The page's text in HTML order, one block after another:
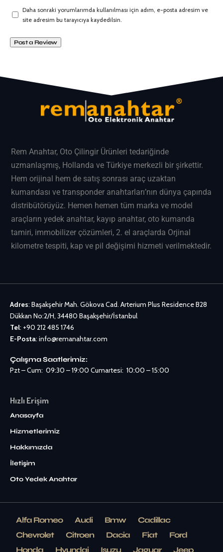
Daha sonraki yorumlarımda kullanılması için adım, e-posta adresim ve
site adresim bu tarayıcıya kaydedilsin.
Rem Anahtar, Oto Çilingir Ürünleri tedariğinde
uzmanlaşmış, Hollanda ve Türkiye merkezli bir şirkettir.
Hem orijinal hem de satış sonrası araç uzaktan
kumandası ve transponder anahtarları’nın dünya çapında
distribütörüyüz. Hemen hemen tüm marka ve model
araçların yedek anahtar, kayıp anahtar, oto kumanda
tamiri, immobilizer çözümleri, 2. el araçlarda Orjinal
kilometre tespiti, kap ve pil değişimi hizmeti verilmektedir.
Adres: Başakşehir Mah. Gökova Cad. Arterium Plus Residence B28
Dükkan No:2/H, 34480 Başakşehir/İstanbul
Tel: +90 212 485 1746
E-Posta: info@remanahtar.com
Çalışma Saatlerimiz:
Pzt – Cum: 09:30 – 19:00 Cumartesi: 10:00 – 15:00
Hızlı Erişim
Anasayfa
Hizmetlerimiz
Hakkımızda
İletişim
Oto Yedek Anahtar
Alfa Romeo Audi Bmw
Cadillac
Chevrolet
Citroen Dacia Fiat
Ford
Honda
Hyundai Isuzu Jaguar Jeep